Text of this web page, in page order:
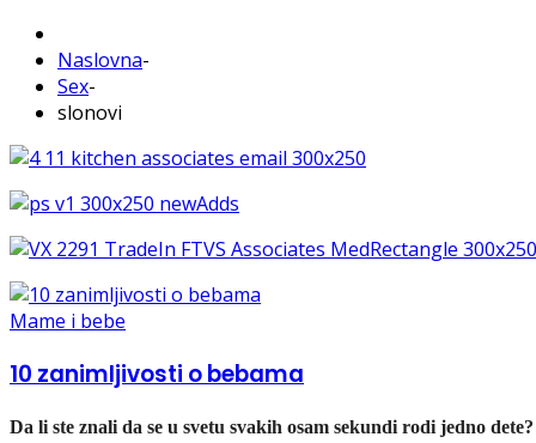
Naslovna-
Sex-
slonovi
Mame i bebe
10 zanimljivosti o bebama
Da li ste znali da se u svetu svakih osam sekundi rodi jedno